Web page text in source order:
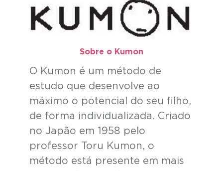
Sobre o Kumon​
O Kumon é um método de
estudo que desenvolve ao
máximo o potencial do seu filho,
de forma individualizada. Criado
no Japão em 1958 pelo
professor Toru Kumon, o
método está presente em mais